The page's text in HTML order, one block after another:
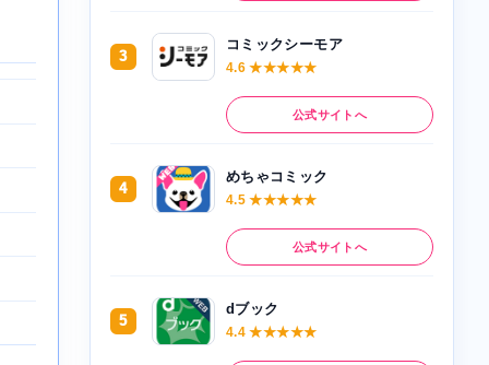
3
コミックシーモア
4.6 ★★★★★
公式サイトへ
4
めちゃコミック
4.5 ★★★★★
公式サイトへ
5
dブック
4.4 ★★★★★